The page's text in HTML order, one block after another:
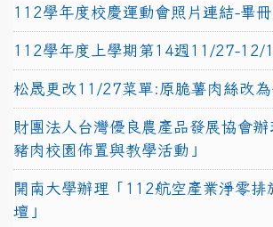
112學年度校慶運動會照片連結-畢
112學年度上學期第14週11/27-12/
松晟更改11/27菜單:原脆薯肉絲改為
財團法人台灣優良農產品發展協會
豬肉校園佈置與教學活動」
開南大學辦理「112航空產業淨零排
壇」